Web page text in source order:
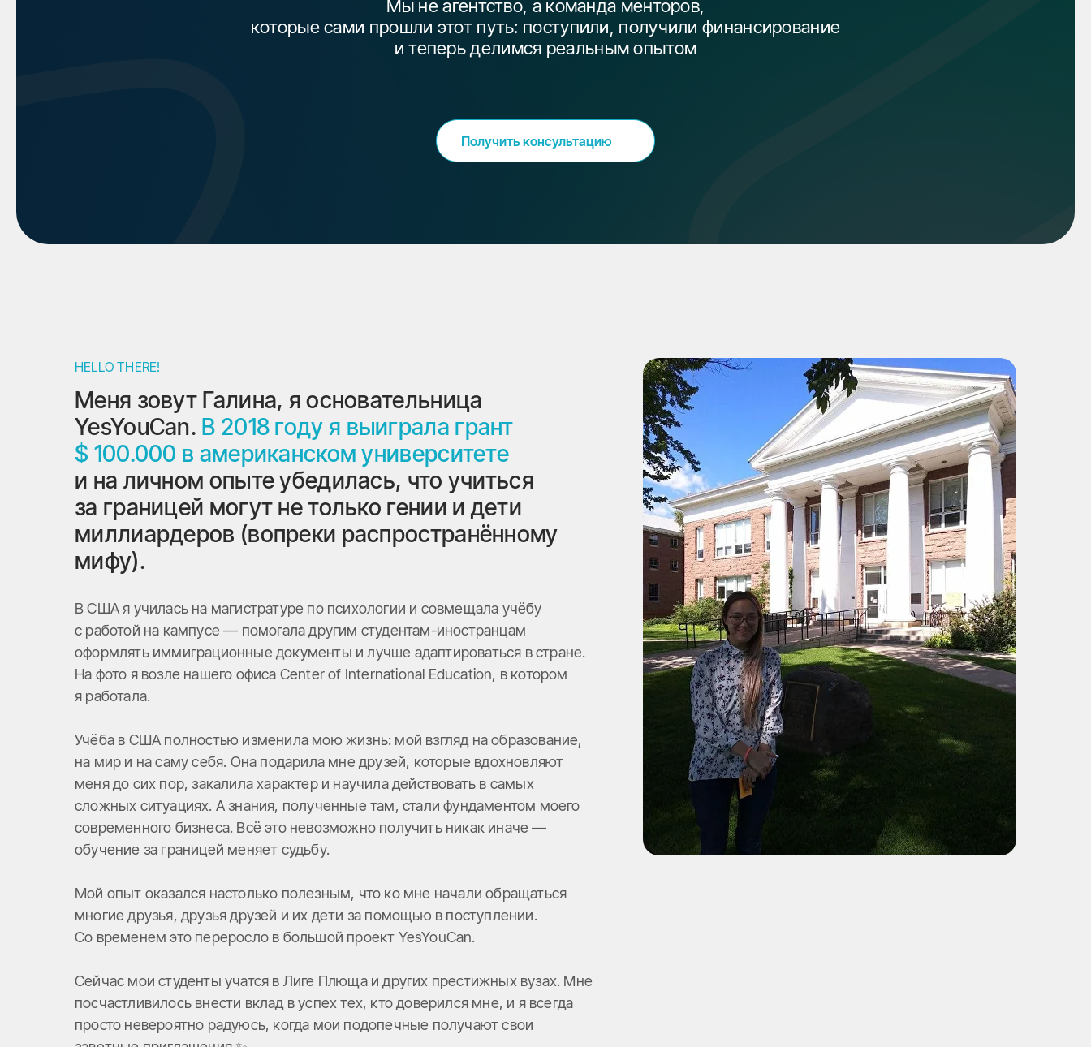
Мы не агентство, а команда менторов,
которые сами прошли этот путь: поступили, получили финансирование
и теперь делимся реальным опытом
Получить консультацию
HELLO THERE!
Меня зовут Галина, я основательница
YesYouCan. В 2018 году я выиграла грант
$ 100.000 в американском университете
и на личном опыте убедилась, что учиться
за границей могут не только гении и дети
миллиардеров (вопреки распространённому
мифу).
В США я училась на магистратуре по психологии и совмещала учёбу
с работой на кампусе — помогала другим студентам-иностранцам
оформлять иммиграционные документы и лучше адаптироваться в стране.
На фото я возле нашего офиса Center of International Education, в котором
я работала.
Учёба в США полностью изменила мою жизнь: мой взгляд на образование,
на мир и на саму себя. Она подарила мне друзей, которые вдохновляют
меня до сих пор, закалила характер и научила действовать в самых
сложных ситуациях. А знания, полученные там, стали фундаментом моего
современного бизнеса. Всё это невозможно получить никак иначе —
обучение за границей меняет судьбу.
Мой опыт оказался настолько полезным, что ко мне начали обращаться
многие друзья, друзья друзей и их дети за помощью в поступлении.
Со временем это переросло в большой проект YesYouCan.
Сейчас мои студенты учатся в Лиге Плюща и других престижных вузах. Мне
посчастливилось внести вклад в успех тех, кто доверился мне, и я всегда
просто невероятно радуюсь, когда мои подопечные получают свои